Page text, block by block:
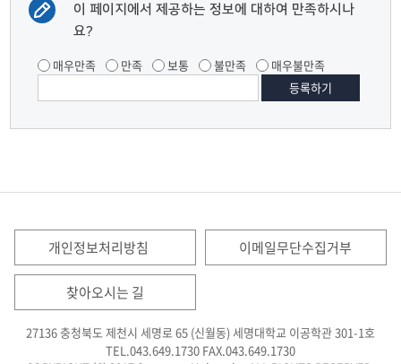
이 페이지에서 제공하는 정보에 대하여 만족하시나
요?
매우만족 만족 보통 불만족 매우불만족
개인정보처리방침 이메일무단수집거부
찾아오시는 길
27136 충청북도 제천시 세명로 65 (신월동) 세명대학교 이공학관 301-1호
TEL.043.649.1730 FAX.043.649.1730